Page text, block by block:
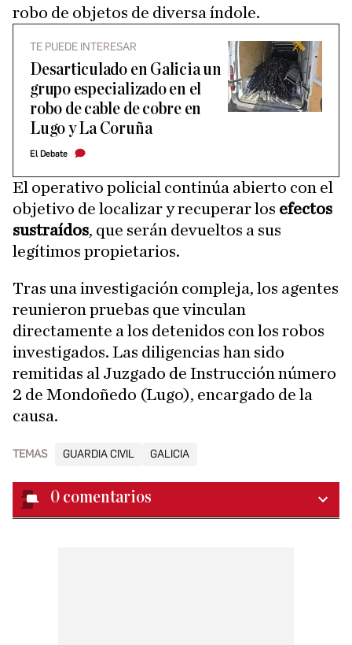
robo de objetos de diversa índole.
TE PUEDE INTERESAR
Desarticulado en Galicia un
grupo especializado en el
robo de cable de cobre en
Lugo y La Coruña
El Debate
El operativo policial continúa abierto con el
objetivo de localizar y recuperar los efectos
sustraídos, que serán devueltos a sus
legítimos propietarios.
Tras una investigación compleja, los agentes
reunieron pruebas que vinculan
directamente a los detenidos con los robos
investigados. Las diligencias han sido
remitidas al Juzgado de Instrucción número
2 de Mondoñedo (Lugo), encargado de la
causa.
TEMAS GUARDIA CIVIL GALICIA
0 comentarios